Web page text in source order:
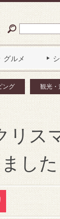
グルメ
ング 観光・
リス
した